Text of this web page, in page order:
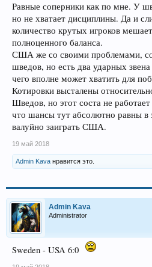
Равные соперники как по мне. У
но не хватает дисциплины. Да и
количество крутых игроков
полноценного баланса.
США же со своими проблемами,
шведов, но есть два ударных
чего вполне может хватить для
Котировки высталены
Шведов, но этот соста не
что шансы тут абсолютно равны в
валуйно заиграть США.
19 май 2018
Admin Kava нравится это.
Admin Kava
Administrator
Sweden - USA 6:0